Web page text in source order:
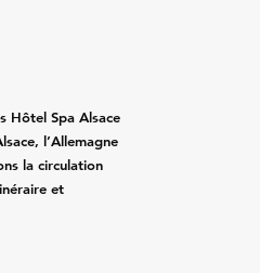
Hôtel Spa Alsace
l’Allemagne
la circulation
et